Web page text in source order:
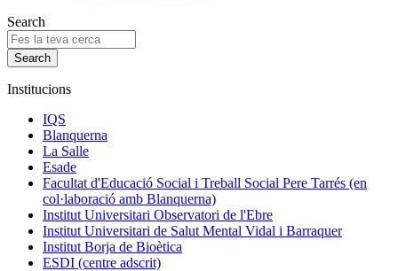
Search
Institucions
IQS
Blanquerna
La Salle
Esade
Facultat d'Educació Social i Treball Social Pere Tarrés (en
col·laboració amb Blanquerna)
Institut Universitari Observatori de l'Ebre
Institut Universitari de Salut Mental Vidal i Barraquer
Institut Borja de Bioètica
ESDI (centre adscrit)